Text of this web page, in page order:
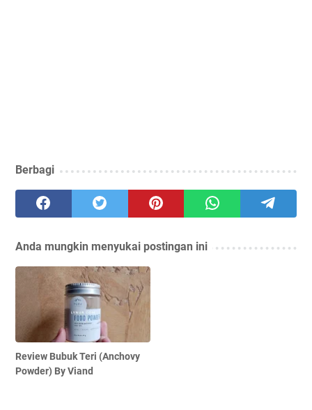
Berbagi
Anda mungkin menyukai postingan ini
Review Bubuk Teri (Anchovy
Powder) By Viand